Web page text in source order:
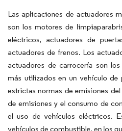
Las aplicaciones de actuadores
son los motores de
eléctricos, actuadores de
actuadores de frenos. Los
actuadores de carrocería son
más utilizados en un vehículo de
estrictas normas de emisiones
de emisiones y el consumo de
el uso de vehículos eléctricos.
vehículos de combustible, en los